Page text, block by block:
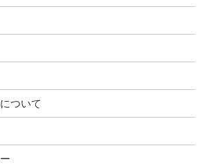
ついて